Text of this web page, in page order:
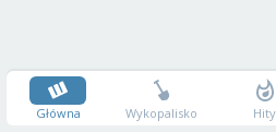
Główna Wykopalisko Hity